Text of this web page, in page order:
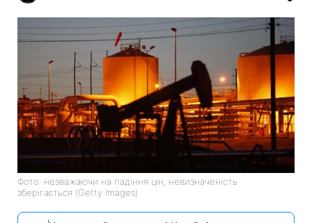
Фото: незважаючи на падіння цін, невизначеність
зберігається (Getty Images)